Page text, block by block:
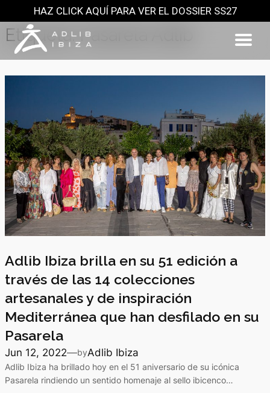
al
contenido
HAZ CLICK AQUÍ PARA VER EL DOSSIER SS27
Etiqueta:Pasarela Adlib
Adlib Ibiza brilla en su 51 edición a
través de las 14 colecciones
artesanales y de inspiración
Mediterránea que han desfilado en su
Pasarela
Jun 12, 2022—byAdlib Ibiza
Adlib Ibiza ha brillado hoy en el 51 aniversario de su icónica
Pasarela rindiendo un sentido homenaje al sello ibicenco…